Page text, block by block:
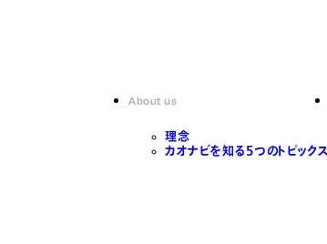
About us
理念
カオナビを知る5つのトピックス